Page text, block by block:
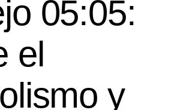
05:05:
el
y